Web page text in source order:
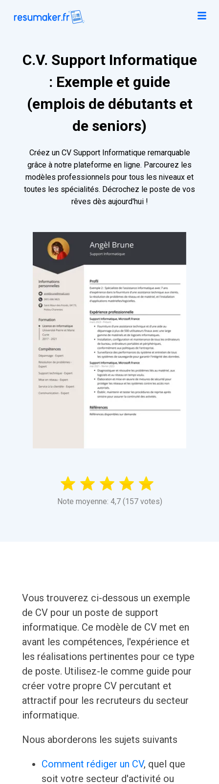
C.V. Support Informatique
: Exemple et guide
(emplois de débutants et
de seniors)
Créez un CV Support Informatique remarquable
grâce à notre plateforme en ligne. Parcourez les
modèles professionnels pour tous les niveaux et
toutes les spécialités. Décrochez le poste de vos
rêves dès aujourd'hui !
Note moyenne: 4,7 (157 votes)
Vous trouverez ci-dessous un exemple
de CV pour un poste de support
informatique. Ce modèle de CV met en
avant les compétences, l'expérience et
les réalisations pertinentes pour ce type
de poste. Utilisez-le comme guide pour
créer votre propre CV percutant et
attractif pour les recruteurs du secteur
informatique.
Nous aborderons les sujets suivants
Comment rédiger un CV, quel que
soit votre secteur d'activité ou